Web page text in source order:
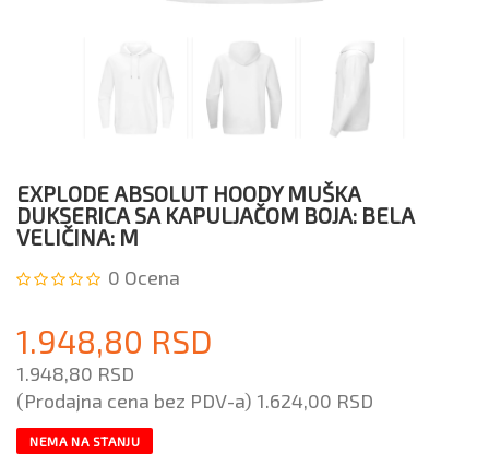
EXPLODE ABSOLUT HOODY MUŠKA
DUKSERICA SA KAPULJAČOM BOJA: BELA
VELIČINA: M
0 Ocena
1.948,80 RSD
1.948,80 RSD
(Prodajna cena bez PDV-a) 1.624,00 RSD
NEMA NA STANJU